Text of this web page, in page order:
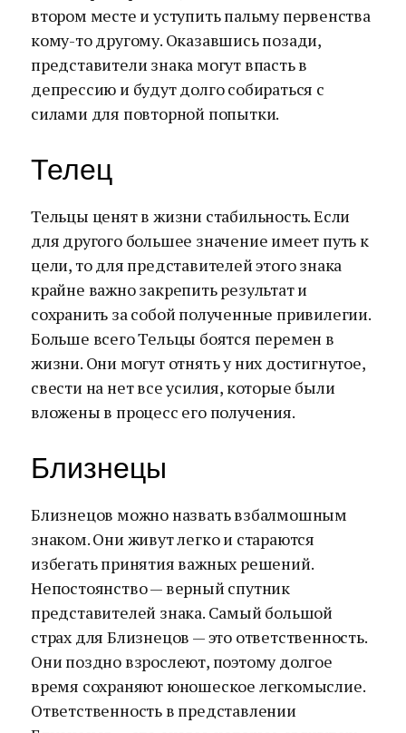
втором месте и уступить пальму первенства
кому-то другому. Оказавшись позади,
представители знака могут впасть в
депрессию и будут долго собираться с
силами для повторной попытки.
Телец
Тельцы ценят в жизни стабильность. Если
для другого большее значение имеет путь к
цели, то для представителей этого знака
крайне важно закрепить результат и
сохранить за собой полученные привилегии.
Больше всего Тельцы боятся перемен в
жизни. Они могут отнять у них достигнутое,
свести на нет все усилия, которые были
вложены в процесс его получения.
Близнецы
Близнецов можно назвать взбалмошным
знаком. Они живут легко и стараются
избегать принятия важных решений.
Непостоянство — верный спутник
представителей знака. Самый большой
страх для Близнецов — это ответственность.
Они поздно взрослеют, поэтому долгое
время сохраняют юношеское легкомыслие.
Ответственность в представлении